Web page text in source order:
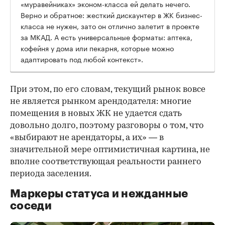
«муравейниках» эконом-класса ей делать нечего.
Верно и обратное: жесткий дискаунтер в ЖК бизнес-
класса не нужен, зато он отлично залетит в проекте
за МКАД. А есть универсальные форматы: аптека,
кофейня у дома или пекарня, которые можно
адаптировать под любой контекст».
При этом, по его словам, текущий рынок вовсе
не является рынком арендодателя: многие
помещения в новых ЖК не удается сдать
довольно долго, поэтому разговоры о том, что
«выбирают не арендаторы, а их» — в
значительной мере оптимистичная картина, не
вполне соответствующая реальности раннего
периода заселения.
Маркеры статуса и нежданные
соседи